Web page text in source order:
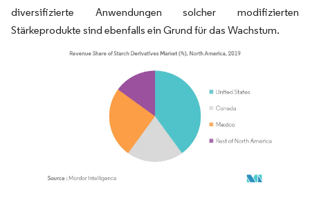
diversifizierte Anwendungen solcher modifizierten
Stärkeprodukte sind ebenfalls ein Grund für das Wachstum.